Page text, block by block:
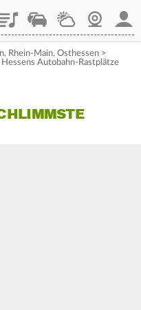
StaupilotWetterWebcam
, Rhein-Main, Osthessen >
Autobahn-Rastplätze